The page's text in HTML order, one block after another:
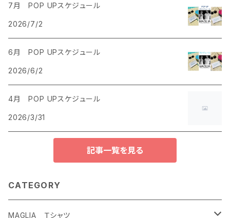
7月 POP UPスケジュール
2026/7/2
6月 POP UPスケジュール
2026/6/2
4月 POP UPスケジュール
2026/3/31
記事一覧を見る
CATEGORY
MAGLIA Ｔシャツ